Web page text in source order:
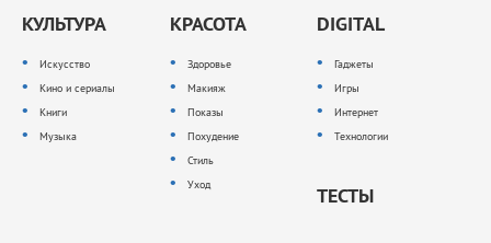
КУЛЬТУРА
Искусство
Кино и сериалы
Книги
Музыка
КРАСОТА
Здоровье
Макияж
Показы
Похудение
Стиль
Уход
DIGITAL
Гаджеты
Игры
Интернет
Технологии
ТЕСТЫ